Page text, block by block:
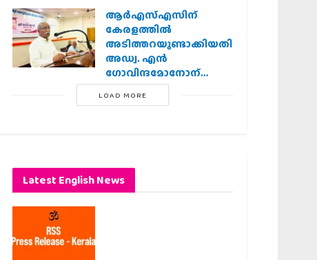
ആര്‍എസ്എസിന്
കേരളത്തില്‍
അടിത്തറയുണ്ടാക്കിയതില്‍
അഡ്വ. എന്‍
ഗോവിന്ദമോനോന്
പ്രധാന പങ്ക് :എ.
ഗോപാലകൃഷ്ണന്‍
LOAD MORE
Latest English News